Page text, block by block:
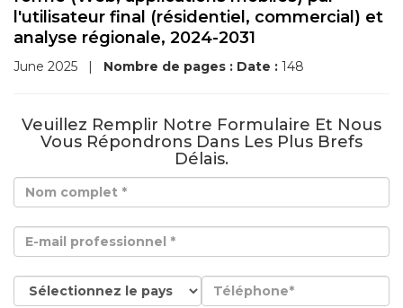
l'utilisateur final (résidentiel, commercial) et
analyse régionale, 2024-2031
June 2025 | Nombre de pages : Date : 148
Veuillez Remplir Notre Formulaire Et Nous
Vous Répondrons Dans Les Plus Brefs
Délais.